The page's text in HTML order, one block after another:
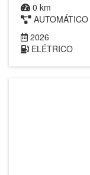
0 km
AUTOMÁTICO
2026
ELÉTRICO